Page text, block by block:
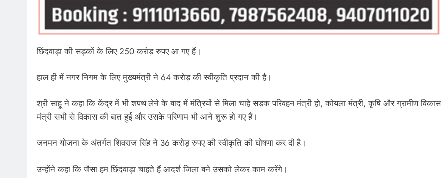
छिंदवाड़ा की सड़कों के लिए 250 करोड़ रुपए आ गए हैं।
हाल ही में नगर निगम के लिए मुख्यमंत्री ने 64 करोड़ की स्वीकृति प्रदान की है।
श्री साहू ने कहा कि केंद्र में भी शपथ लेने के बाद में मंत्रियों से मिला चाहे सड़क परिवहन मंत्री हो, कोयला मंत्री, कृषि और ग्रामीण विकास
मंत्री सभी से विकास की बात हुई और उसके परिणाम भी आने शुरू हो गए हैं।
जनमन योजना के अंतर्गत शिवराज सिंह ने 36 करोड़ रुपए की स्वीकृति की घोषणा कर दी है।
उन्होंने कहा कि जैसा हम छिंदवाड़ा चाहते हैं आदर्श जिला बने उसको लेकर काम करेंगे।